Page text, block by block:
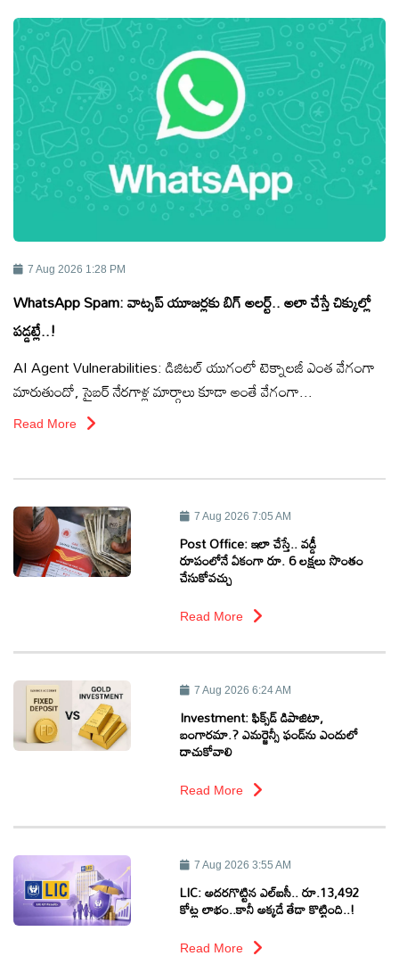
సినిమా
క్రీడలు
వ్యాపారం
లైఫ్
స్టైల్
టెక్నాలజీ
స్పెషల్స్
కెరీర్ &
ఉద్యోగాలు
వ్యవసాయం
ఓటీటీ
ఆటోమొబైల్
క్రైమ్
ఫోటోలు
బ్రాండ్
స్పాట్‌లైట్
7 Aug 2026 1:28 PM
WhatsApp Spam: వాట్సప్ యూజర్లకు బిగ్ అలర్ట్.. అలా చేస్తే చిక్కుల్లో
పడ్డట్లే..!
AI Agent Vulnerabilities: డిజిటల్ యుగంలో టెక్నాలజీ ఎంత వేగంగా
మారుతుందో, సైబర్ నేరగాళ్ల మార్గాలు కూడా అంతే వేగంగా...
Read More
7 Aug 2026 7:05 AM
Post Office: ఇలా చేస్తే.. వ‌డ్డీ
రూపంలోనే ఏకంగా రూ. 6 ల‌క్ష‌లు సొంతం
చేసుకోవ‌చ్చు
Read More
7 Aug 2026 6:24 AM
Investment: ఫిక్స్‌డ్ డిపాజిటా,
బంగార‌మా.? ఎమ‌ర్జెన్సీ ఫండ్‌ను ఎందులో
దాచుకోవాలి
Read More
7 Aug 2026 3:55 AM
LIC: అదరగొట్టిన ఎల్ఐసీ.. రూ.13,492
కోట్ల లాభం..కానీ అక్కడే తేడా కొట్టింది..!
Read More